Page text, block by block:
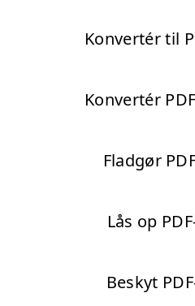
Konvertér til
Konvertér
Fladgør
Lås op
Beskyt